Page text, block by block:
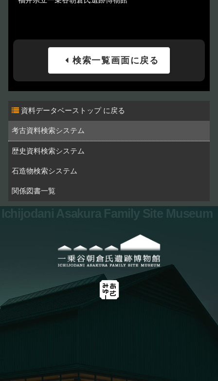
検索一覧画面に戻る
資料データベーストップ
考古資料検索システム
歴史資料検索システム
石造物検索システム
関係図書一覧
Ichijodani Asakura Family Site Museum